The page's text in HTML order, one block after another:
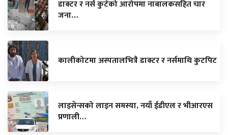
डाक्टर र नर्स कुटेको आरोपमा नाबालकसहित चार
जना…
कालीकोटमा अस्पतालभित्रै डाक्टर र नर्समाथि कुटपिट
लाइसेन्सको लाइन समस्या, नयाँ ईडीएल र भीआरएस
प्रणाली…